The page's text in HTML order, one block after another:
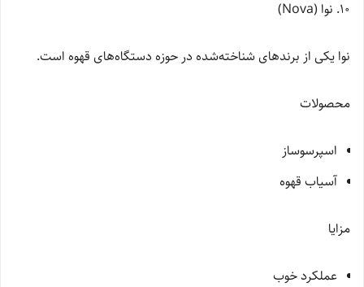
10. نوا (Nova)
نوا یکی از برندهای شناخته‌شده در حوزه دستگاه‌های قهوه است.
محصولات
اسپرسوساز
آسیاب قهوه
مزایا
عملکرد خوب